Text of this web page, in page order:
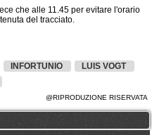
che alle 11.45 per evitare l'orario
del tracciato.
INFORTUNIO
LUIS VOGT
@RIPRODUZIONE RISERVATA